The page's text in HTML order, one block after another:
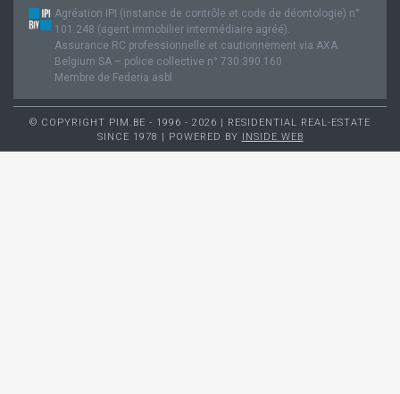
Agréation IPI (instance de contrôle et code de déontologie) n°
101.248 (agent immobilier intermédiaire agréé).
Assurance RC professionnelle et cautionnement via AXA
Belgium SA – police collective n° 730.390.160
Membre de Federia asbl
© COPYRIGHT PIM.BE - 1996 - 2026 | RESIDENTIAL REAL-ESTATE
SINCE 1978 | POWERED BY INSIDE WEB